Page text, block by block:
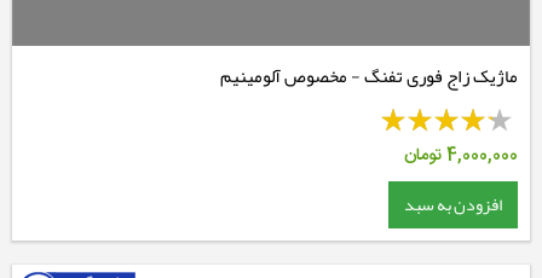
ماژیک زاج فوری تفنگ - مخصوص آلومینیم
4,000,000تومان
افزودن به سبد